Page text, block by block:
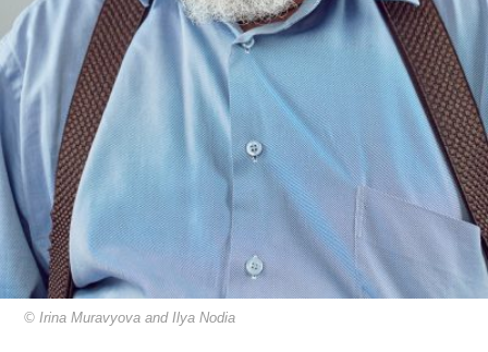
© Irina Muravyova and Ilya Nodia